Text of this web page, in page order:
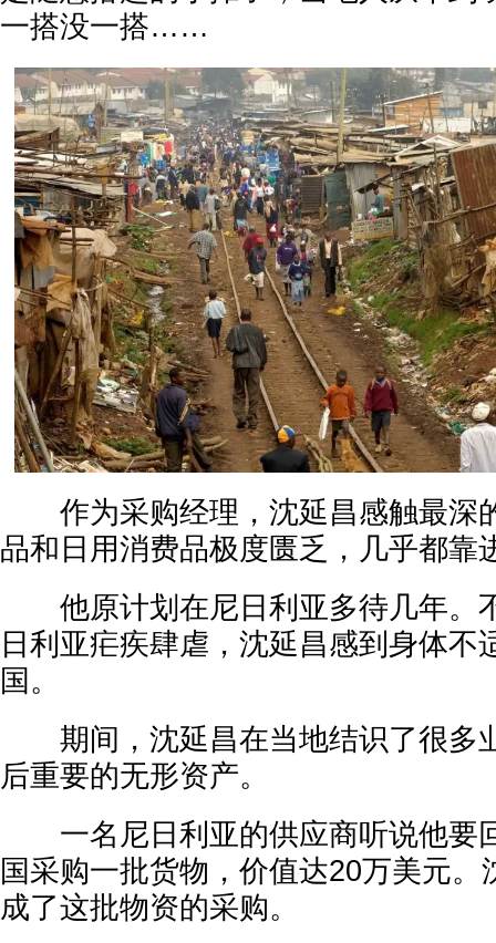
一搭没一搭……
作为采购经理，沈延昌感触最深
品和日用消费品极度匮乏，几乎都靠
他原计划在尼日利亚多待几年。
日利亚疟疾肆虐，沈延昌感到身体不
国。
期间，沈延昌在当地结识了很多
后重要的无形资产。
一名尼日利亚的供应商听说他要
国采购一批货物，价值达20万美元。
成了这批物资的采购。